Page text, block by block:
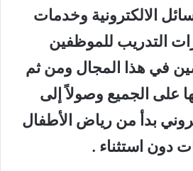
الالكترونية وخدمات
التدريب للموظفين
في هذا المجال ومن ثم
على الجميع وصولاً إلى
بدأ من رياض الأطفال
دون استثناء .